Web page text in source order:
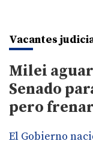
Vacantes
Milei
Senado
pero
El Gobierno